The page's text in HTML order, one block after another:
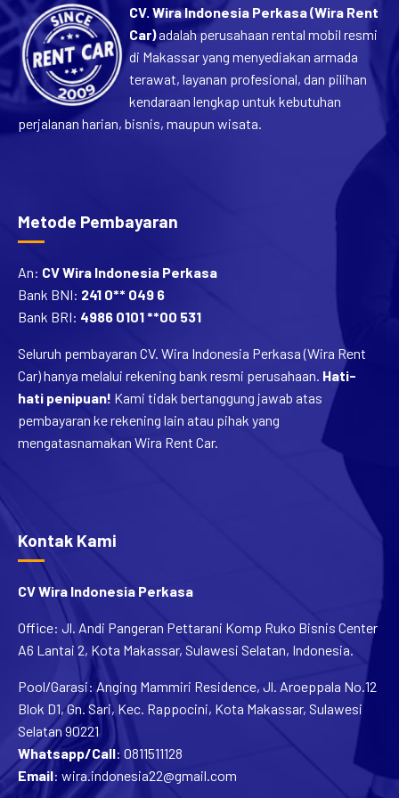
CV. Wira Indonesia Perkasa (Wira Rent
Car)adalah perusahaan rental mobil resmi
di Makassar yang menyediakan armada
terawat, layanan profesional, dan pilihan
kendaraan lengkap untuk kebutuhan
perjalanan harian, bisnis, maupun wisata.
Metode Pembayaran
An: CV Wira Indonesia Perkasa
Bank BNI: 241 0** 049 6
Bank BRI: 4986 0101 **00 531
Seluruh pembayaran CV. Wira Indonesia Perkasa (Wira Rent
Car) hanya melalui rekening bank resmi perusahaan. Hati-
hati penipuan! Kami tidak bertanggung jawab atas
pembayaran ke rekening lain atau pihak yang
mengatasnamakan Wira Rent Car.
Kontak Kami
CV Wira Indonesia Perkasa
Office: Jl. Andi Pangeran Pettarani Komp Ruko Bisnis Center
A6 Lantai 2, Kota Makassar, Sulawesi Selatan, Indonesia.
Pool/Garasi: Anging Mammiri Residence, Jl. Aroeppala No.12
Blok D1, Gn. Sari, Kec. Rappocini, Kota Makassar, Sulawesi
Selatan 90221
Whatsapp/Call: 0811511128
Email: wira.indonesia22@gmail.com